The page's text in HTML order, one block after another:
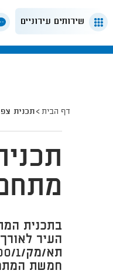
שירותים עירוניים
דף הבית תכנית
העיר
חמשת